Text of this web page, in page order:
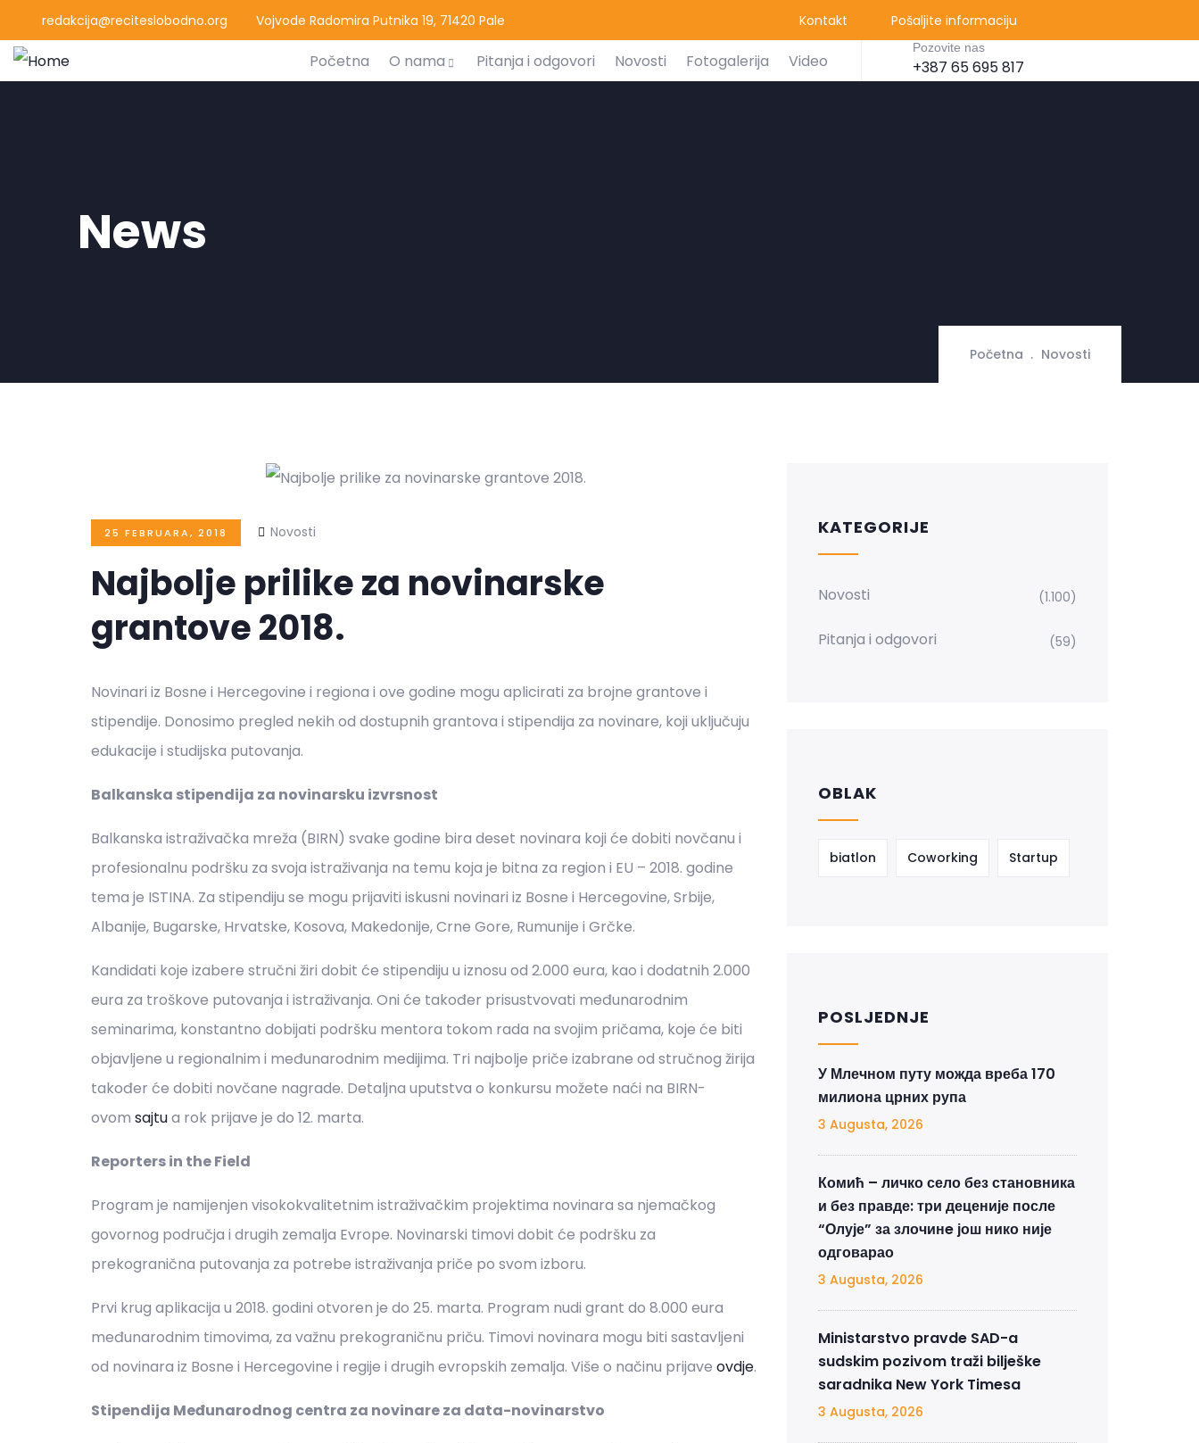
redakcija@reciteslobodno.org Vojvode Radomira Putnika 19, 71420 Pale Pošaljite informaciju
Kontakt
Početna O nama Pitanja i odgovori Novosti Fotogalerija Video
Pozovite nas
+387 65 695 817
News
Početna Novosti
25 FEBRUARA, 2018 Novosti
Najbolje prilike za novinarske
grantove 2018.
Novinari iz Bosne i Hercegovine i regiona i ove godine mogu aplicirati za brojne grantove i
stipendije. Donosimo pregled nekih od dostupnih grantova i stipendija za novinare, koji uključuju
edukacije i studijska putovanja.
Balkanska stipendija za novinarsku izvrsnost
Balkanska istraživačka mreža (BIRN) svake godine bira deset novinara koji će dobiti novčanu i
profesionalnu podršku za svoja istraživanja na temu koja je bitna za region i EU – 2018. godine
tema je ISTINA. Za stipendiju se mogu prijaviti iskusni novinari iz Bosne i Hercegovine, Srbije,
Albanije, Bugarske, Hrvatske, Kosova, Makedonije, Crne Gore, Rumunije i Grčke.
Kandidati koje izabere stručni žiri dobit će stipendiju u iznosu od 2.000 eura, kao i dodatnih 2.000
eura za troškove putovanja i istraživanja. Oni će također prisustvovati međunarodnim
seminarima, konstantno dobijati podršku mentora tokom rada na svojim pričama, koje će biti
objavljene u regionalnim i međunarodnim medijima. Tri najbolje priče izabrane od stručnog žirija
također će dobiti novčane nagrade. Detaljna uputstva o konkursu možete naći na BIRN-
ovom sajtua rok prijave je do 12. marta.
Reporters in the Field
Program je namijenjen visokokvalitetnim istraživačkim projektima novinara sa njemačkog
govornog područja i drugih zemalja Evrope. Novinarski timovi dobit će podršku za
prekogranična putovanja za potrebe istraživanja priče po svom izboru.
Prvi krug aplikacija u 2018. godini otvoren je do 25. marta. Program nudi grant do 8.000 eura
međunarodnim timovima, za važnu prekograničnu priču. Timovi novinara mogu biti sastavljeni
od novinara iz Bosne i Hercegovine i regije i drugih evropskih zemalja. Više o načinu prijave ovdje.
Stipendija Međunarodnog centra za novinare za data-novinarstvo
KATEGORIJE
Novosti (1.100)
Pitanja i odgovori (59)
OBLAK
biatlon Coworking Startup
POSLJEDNJE
У Млечном путу можда вреба 170
милиона црних рупа
3 Augusta, 2026
Комић – личко село без становника
и без правде: три деценије после
“Олује” за злочинe још нико није
одговарао
3 Augusta, 2026
Ministarstvo pravde SAD-a
sudskim pozivom traži bilješke
saradnika New York Timesa
3 Augusta, 2026